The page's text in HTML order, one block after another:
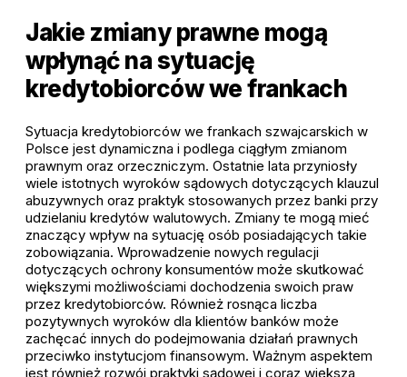
Jakie zmiany prawne mogą
wpłynąć na sytuację
kredytobiorców we frankach
Sytuacja kredytobiorców we frankach szwajcarskich w
Polsce jest dynamiczna i podlega ciągłym zmianom
prawnym oraz orzeczniczym. Ostatnie lata przyniosły
wiele istotnych wyroków sądowych dotyczących klauzul
abuzywnych oraz praktyk stosowanych przez banki przy
udzielaniu kredytów walutowych. Zmiany te mogą mieć
znaczący wpływ na sytuację osób posiadających takie
zobowiązania. Wprowadzenie nowych regulacji
dotyczących ochrony konsumentów może skutkować
większymi możliwościami dochodzenia swoich praw
przez kredytobiorców. Również rosnąca liczba
pozytywnych wyroków dla klientów banków może
zachęcać innych do podejmowania działań prawnych
przeciwko instytucjom finansowym. Ważnym aspektem
jest również rozwój praktyki sądowej i coraz większa